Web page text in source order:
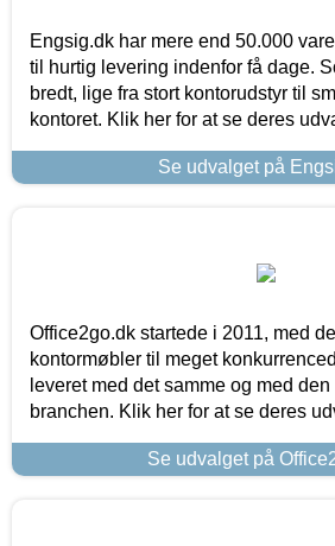
Engsig.dk har mere end 50.000
til hurtig levering indenfor få dage.
bredt, lige fra stort kontorudstyr til
kontoret. Klik her for at se deres
Se udvalget på
Office2go.dk startede i 2011, med
kontormøbler til meget
leveret med det samme og med
branchen. Klik her for at se deres
Se udvalget på